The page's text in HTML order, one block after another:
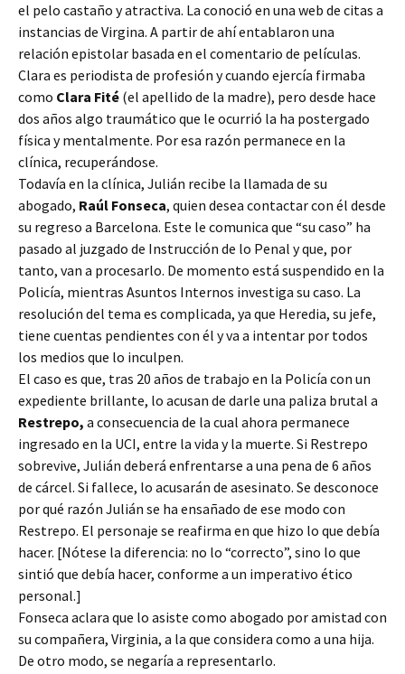
el pelo castaño y atractiva. La conoció en una web de citas a
instancias de Virgina. A partir de ahí entablaron una
relación epistolar basada en el comentario de películas.
Clara es periodista de profesión y cuando ejercía firmaba
como Clara Fité (el apellido de la madre), pero desde hace
dos años algo traumático que le ocurrió la ha postergado
física y mentalmente. Por esa razón permanece en la
clínica, recuperándose.
Todavía en la clínica, Julián recibe la llamada de su
abogado, Raúl Fonseca, quien desea contactar con él desde
su regreso a Barcelona. Este le comunica que “su caso” ha
pasado al juzgado de Instrucción de lo Penal y que, por
tanto, van a procesarlo. De momento está suspendido en la
Policía, mientras Asuntos Internos investiga su caso. La
resolución del tema es complicada, ya que Heredia, su jefe,
tiene cuentas pendientes con él y va a intentar por todos
los medios que lo inculpen.
El caso es que, tras 20 años de trabajo en la Policía con un
expediente brillante, lo acusan de darle una paliza brutal a
Restrepo, a consecuencia de la cual ahora permanece
ingresado en la UCI, entre la vida y la muerte. Si Restrepo
sobrevive, Julián deberá enfrentarse a una pena de 6 años
de cárcel. Si fallece, lo acusarán de asesinato. Se desconoce
por qué razón Julián se ha ensañado de ese modo con
Restrepo. El personaje se reafirma en que hizo lo que debía
hacer. [Nótese la diferencia: no lo “correcto”, sino lo que
sintió que debía hacer, conforme a un imperativo ético
personal.]
Fonseca aclara que lo asiste como abogado por amistad con
su compañera, Virginia, a la que considera como a una hija.
De otro modo, se negaría a representarlo.